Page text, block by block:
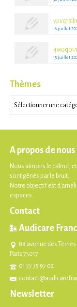
16 juillet
15 juillet
Thèmes
Thèmes
A propos de nous
Nous aimons le calme,
sont gênés par le bruit.
Notre objectif est
espaces.
Contact
Audicare
88 avenue des Ternes
Paris 75017
01 77 75 97 02
Newsletter